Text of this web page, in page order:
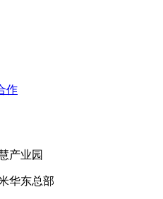
作
产业园
华东总部